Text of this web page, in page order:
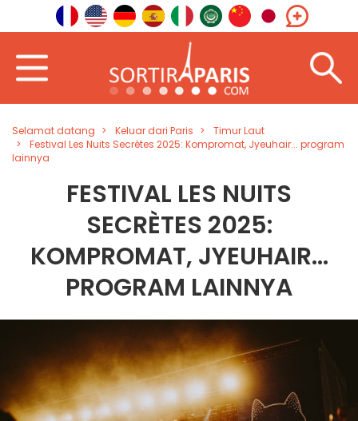
Selamat datang Keluar dari Paris
Timur Laut
Festival Les Nuits Secrètes 2025: Kompromat, Jyeuhair... program
lainnya
FESTIVAL LES NUITS
SECRÈTES 2025:
KOMPROMAT, JYEUHAIR...
PROGRAM LAINNYA